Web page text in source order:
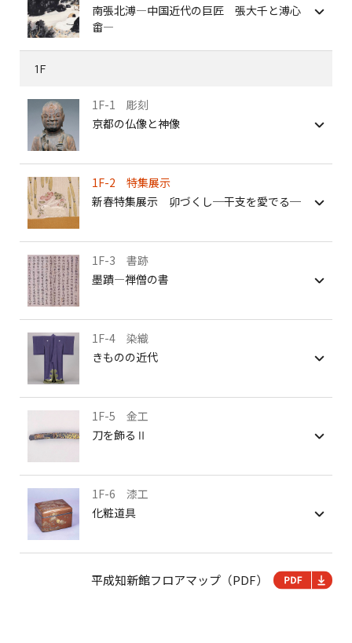
南張北溥―中国近代の巨匠 張大千と溥心
畬―
1F
1F-1 彫刻
京都の仏像と神像
1F-2 特集展示
新春特集展示 卯づくし─干支を愛でる─
1F-3 書跡
墨蹟―禅僧の書
1F-4 染織
きものの近代
1F-5 金工
刀を飾るⅡ
1F-6 漆工
化粧道具
平成知新館フロアマップ（PDF）